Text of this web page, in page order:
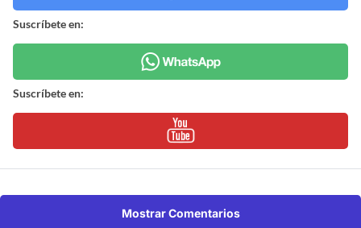
Suscríbete en:
Suscríbete en:
Mostrar Comentarios